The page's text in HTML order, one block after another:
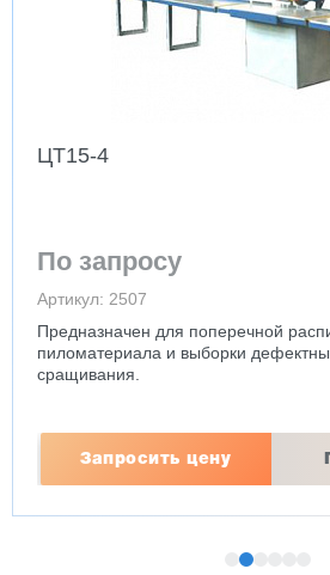
ЦТ15-4
По запросу
Артикул: 2507
Предназначен для поперечной
пиломатериала и выборки
сращивания.
Запросить цену